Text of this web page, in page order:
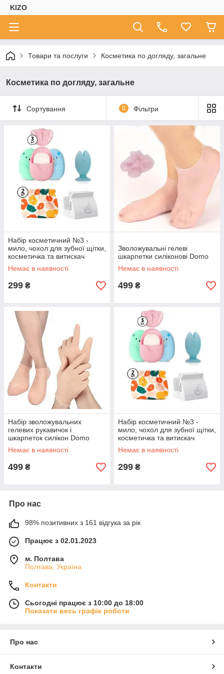
KIZO
Товари та послуги Косметика по догляду, загальне
Косметика по догляду, загальне
Сортування 0 Фільтри
Набір косметичний №3 -
мило, чохол для зубної щітки,
косметичка та витискач
Немає в наявності
299 ₴
Зволожувальні гелеві
шкарпетки силіконові Domo
Немає в наявності
499 ₴
Набір зволожувальних
гелевих рукавичок і
шкарпеток силікон Domo
Немає в наявності
499 ₴
Набір косметичний №3 -
мило, чохол для зубної щітки,
косметичка та витискач
Немає в наявності
299 ₴
Про нас
98% позитивних з 161 відгука за рік
Працює з 02.01.2023
м. Полтава
Полтава, Україна
Контакти
Сьогодні працює з 10:00 до 18:00
Показати весь графік роботи
Про нас
Контакти